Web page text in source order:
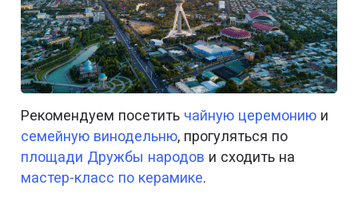
Рекомендуем посетить чайную церемонию и
семейную винодельню, прогуляться по
площади Дружбы народов и сходить на
мастер-класс по керамике.